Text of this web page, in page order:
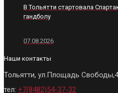
В Тольятти стартовала
гандболу
07.08.2026
Наши контакты
Тольятти, ул.Площадь
тел: +7(8482)54-37-32